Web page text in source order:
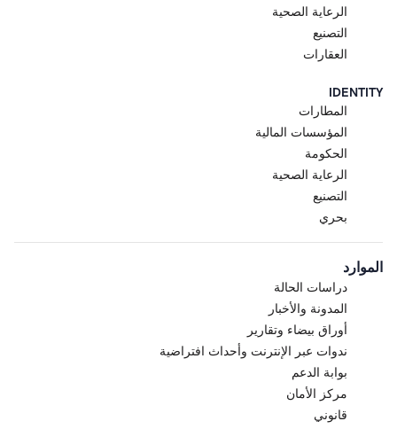
الرعاية الصحية
التصنيع
العقارات
IDENTITY
المطارات
المؤسسات المالية
الحكومة
الرعاية الصحية
التصنيع
بحري
الموارد
دراسات الحالة
المدونة والأخبار
أوراق بيضاء وتقارير
ندوات عبر الإنترنت وأحداث افتراضية
بوابة الدعم
مركز الأمان
قانوني